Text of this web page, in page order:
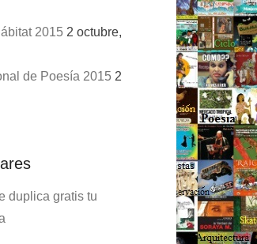
2015 2 octubre,
de Poesía 2015 2
duplica gratis tu